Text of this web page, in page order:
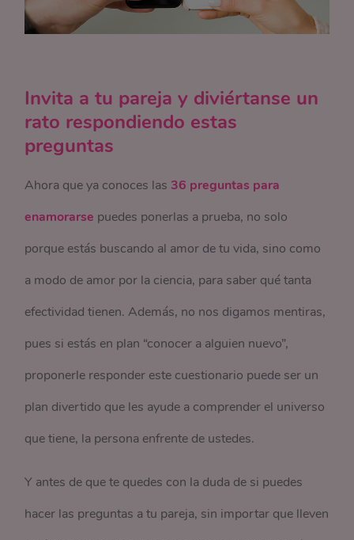
Invita a tu pareja y diviértanse un
rato respondiendo estas
preguntas
Ahora que ya conoces las 36 preguntas para
enamorarse puedes ponerlas a prueba, no solo
porque estás buscando al amor de tu vida, sino como
a modo de amor por la ciencia, para saber qué tanta
efectividad tienen. Además, no nos digamos mentiras,
pues si estás en plan “conocer a alguien nuevo”,
proponerle responder este cuestionario puede ser un
plan divertido que les ayude a comprender el universo
que tiene, la persona enfrente de ustedes.
Y antes de que te quedes con la duda de si puedes
hacer las preguntas a tu pareja, sin importar que lleven